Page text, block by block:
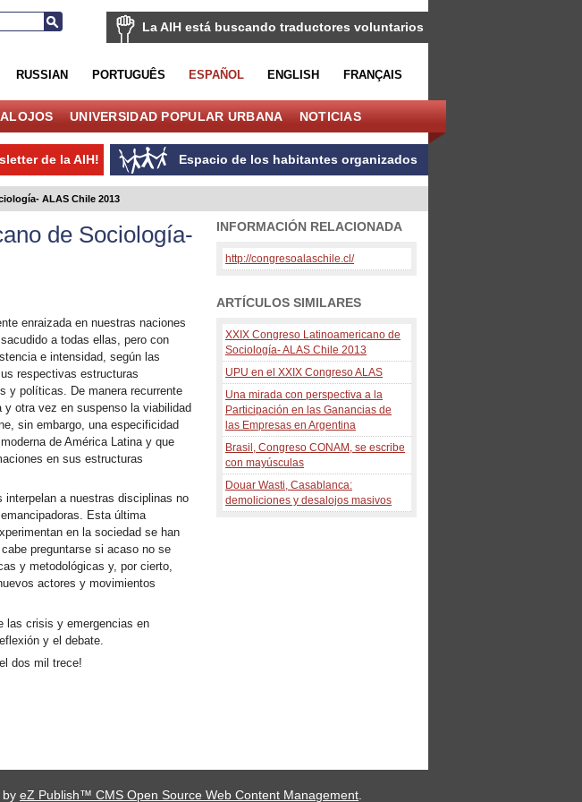
La AIH está buscando traductores voluntarios
RUSSIAN PORTUGUÊS ESPAÑOL ENGLISH FRANÇAIS
UNIVERSIDAD POPULAR URBANA NOTICIAS
Espacio de los habitantes organizados
de la AIH!
ALAS Chile 2013
de Sociología-
enraizada en nuestras naciones
a todas ellas, pero con
e intensidad, según las
respectivas estructuras
y políticas. De manera recurrente
otra vez en suspenso la viabilidad
sin embargo, una especificidad
de América Latina y que
en sus estructuras
interpelan a nuestras disciplinas no
Esta última
en la sociedad se han
preguntarse si acaso no se
y metodológicas y, por cierto,
actores y movimientos
las crisis y emergencias en
y el debate.
dos mil trece!
INFORMACIÓN RELACIONADA
http://congresoalaschile.cl/
ARTÍCULOS SIMILARES
XXIX Congreso Latinoamericano de
Sociología- ALAS Chile 2013
UPU en el XXIX Congreso ALAS
Una mirada con perspectiva a la
Participación en las Ganancias de
las Empresas en Argentina
Brasil, Congreso CONAM, se escribe
con mayúsculas
Douar Wasti, Casablanca:
demoliciones y desalojos masivos
byeZ Publish™ CMS Open Source Web Content Management